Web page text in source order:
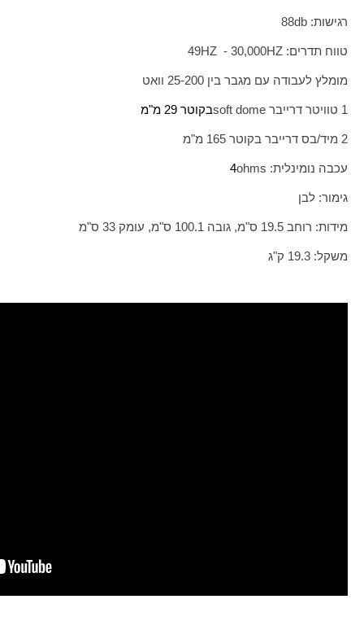
רגישות: db
88
טווח תדרים: HZ
30,000 -
HZ
49
מומלץ לעבודה עם מגבר בין 25-200 וואט
1 טוויטר דרייבר soft domeבקוטר 29 מ"מ
2 מיד/בס דרייבר בקוטר 165 מ"מ
עכבה נומינלית: ohms
4
גימור: לבן
מידות: רוחב 19.5 ס"מ, גובה 100.1 ס"מ, עומק 33 ס"מ
משקל: 19.3 ק"ג